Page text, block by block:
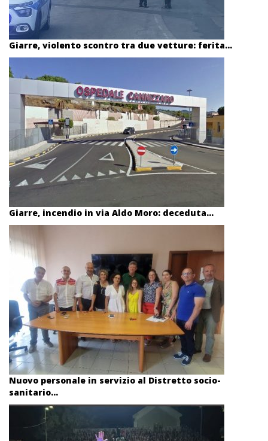
Giarre, violento scontro tra due vetture: ferita...
Giarre, incendio in via Aldo Moro: deceduta...
Nuovo personale in servizio al Distretto socio-
sanitario...